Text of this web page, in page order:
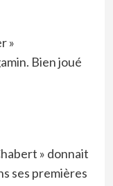
»
Bien joué
» donnait
ses premières